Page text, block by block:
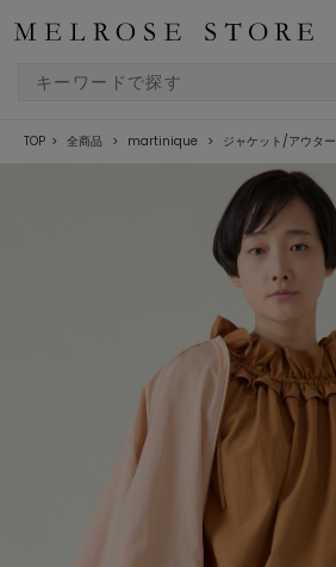
TOP 全商品 martinique ジャケット/アウター